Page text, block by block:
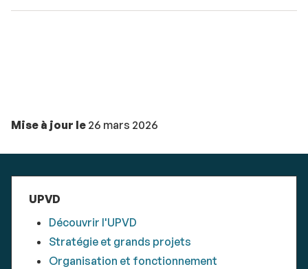
Mise à jour le 26 mars 2026
UPVD
Découvrir l'UPVD
Stratégie et grands projets
Organisation et fonctionnement